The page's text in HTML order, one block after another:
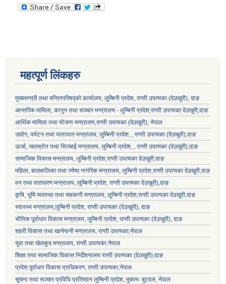
महत्पूर्ण लिंकहरु
मुख्यमन्त्री तथा मन्त्रिपरिषद्को कार्यालय, लुम्बिनी प्रदेश, राप्ती उपत्यका (देउखुरी), दाङ
आन्तरिक मामिला, कानुन तथा सञ्चार मन्त्रालय - लुम्बिनी प्रदेश,राप्ती उपत्यका देउखुरी,दाङ
आर्थिक मामिला तथा योजना मन्त्रालय,राप्ती उपत्यका (देउखुरी), नेपाल
उद्योग, पर्यटन तथा यातायात मन्त्रालय, लुम्बिनी प्रदेश, , राप्ती उपत्यका (देउखुरी),दाङ
ऊर्जा, जलस्रोत तथा सिञ्चाई मन्त्रालय, लुम्बिनी प्रदेश, , राप्ती उपत्यका (देउखुरी),दाङ
सामाजिक विकास मन्‍‍त्रालय, लुम्बिनी प्रदेश,राप्ती उपत्यका देउखुरी,दाङ
महिला, बालबालिका तथा ज्येष्ठ नागरिक मन्त्रालय, लुम्बिनी प्रदेश,राप्ती उपत्यका देउखुरी,दाङ
वन तथा वातावरण मन्त्रालय, लुम्बिनी प्रदेश, राप्ती उपत्यका देउखुरी),दाङ
कृषि, भूमि व्यवस्था तथा सहकारी मन्त्रालय, लुम्बिनी प्रदेश,राप्ती उपत्यका देउखुरी,दाङ
स्वास्थ्य मन्त्रालय,लुम्बिनी प्रदेश, राप्ती उपत्यका (देउखुरी), दाङ
भौतिक पूर्वाधार विकास मन्त्रालय, लुम्बिनी प्रदेश, राप्ती उपत्यका (देउखुरी), दाङ
शहरी विकास तथा खानेपानी मन्त्रालय, राप्ती उपत्यका,नेपाल
युवा तथा खेलकुद मन्त्रालय, राप्ती उपत्यका,नेपाल
शिक्षा तथा सामाजिक विकास निर्देशनालय राप्ती उपत्यका (देउखुरी),दाङ
प्रदेश पूर्वाधार विकास प्राधिकरण, राप्ती उपत्यका,नेपाल
सूचना तथा सञ्चार प्रविधि प्रतिष्ठान लुम्बिनी प्रदेश, मुकामः बुटवल, नेपाल